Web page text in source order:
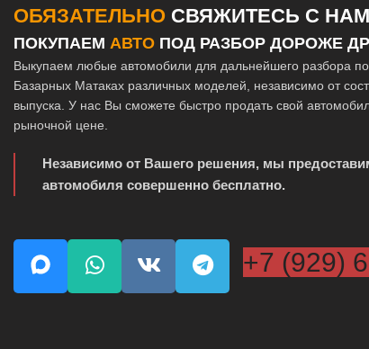
ОБЯЗАТЕЛЬНО СВЯЖИТЕСЬ С
ПОКУПАЕМ АВТО ПОД РАЗБОР ДОРОЖЕ
Выкупаем любые автомобили для дальнейшего разбора по
Базарных Матаках различных моделей, независимо от
выпуска. У нас Вы сможете быстро продать свой
рыночной цене.
Независимо от Вашего решения, мы
автомобиля совершенно бесплатно.
+7 (929)